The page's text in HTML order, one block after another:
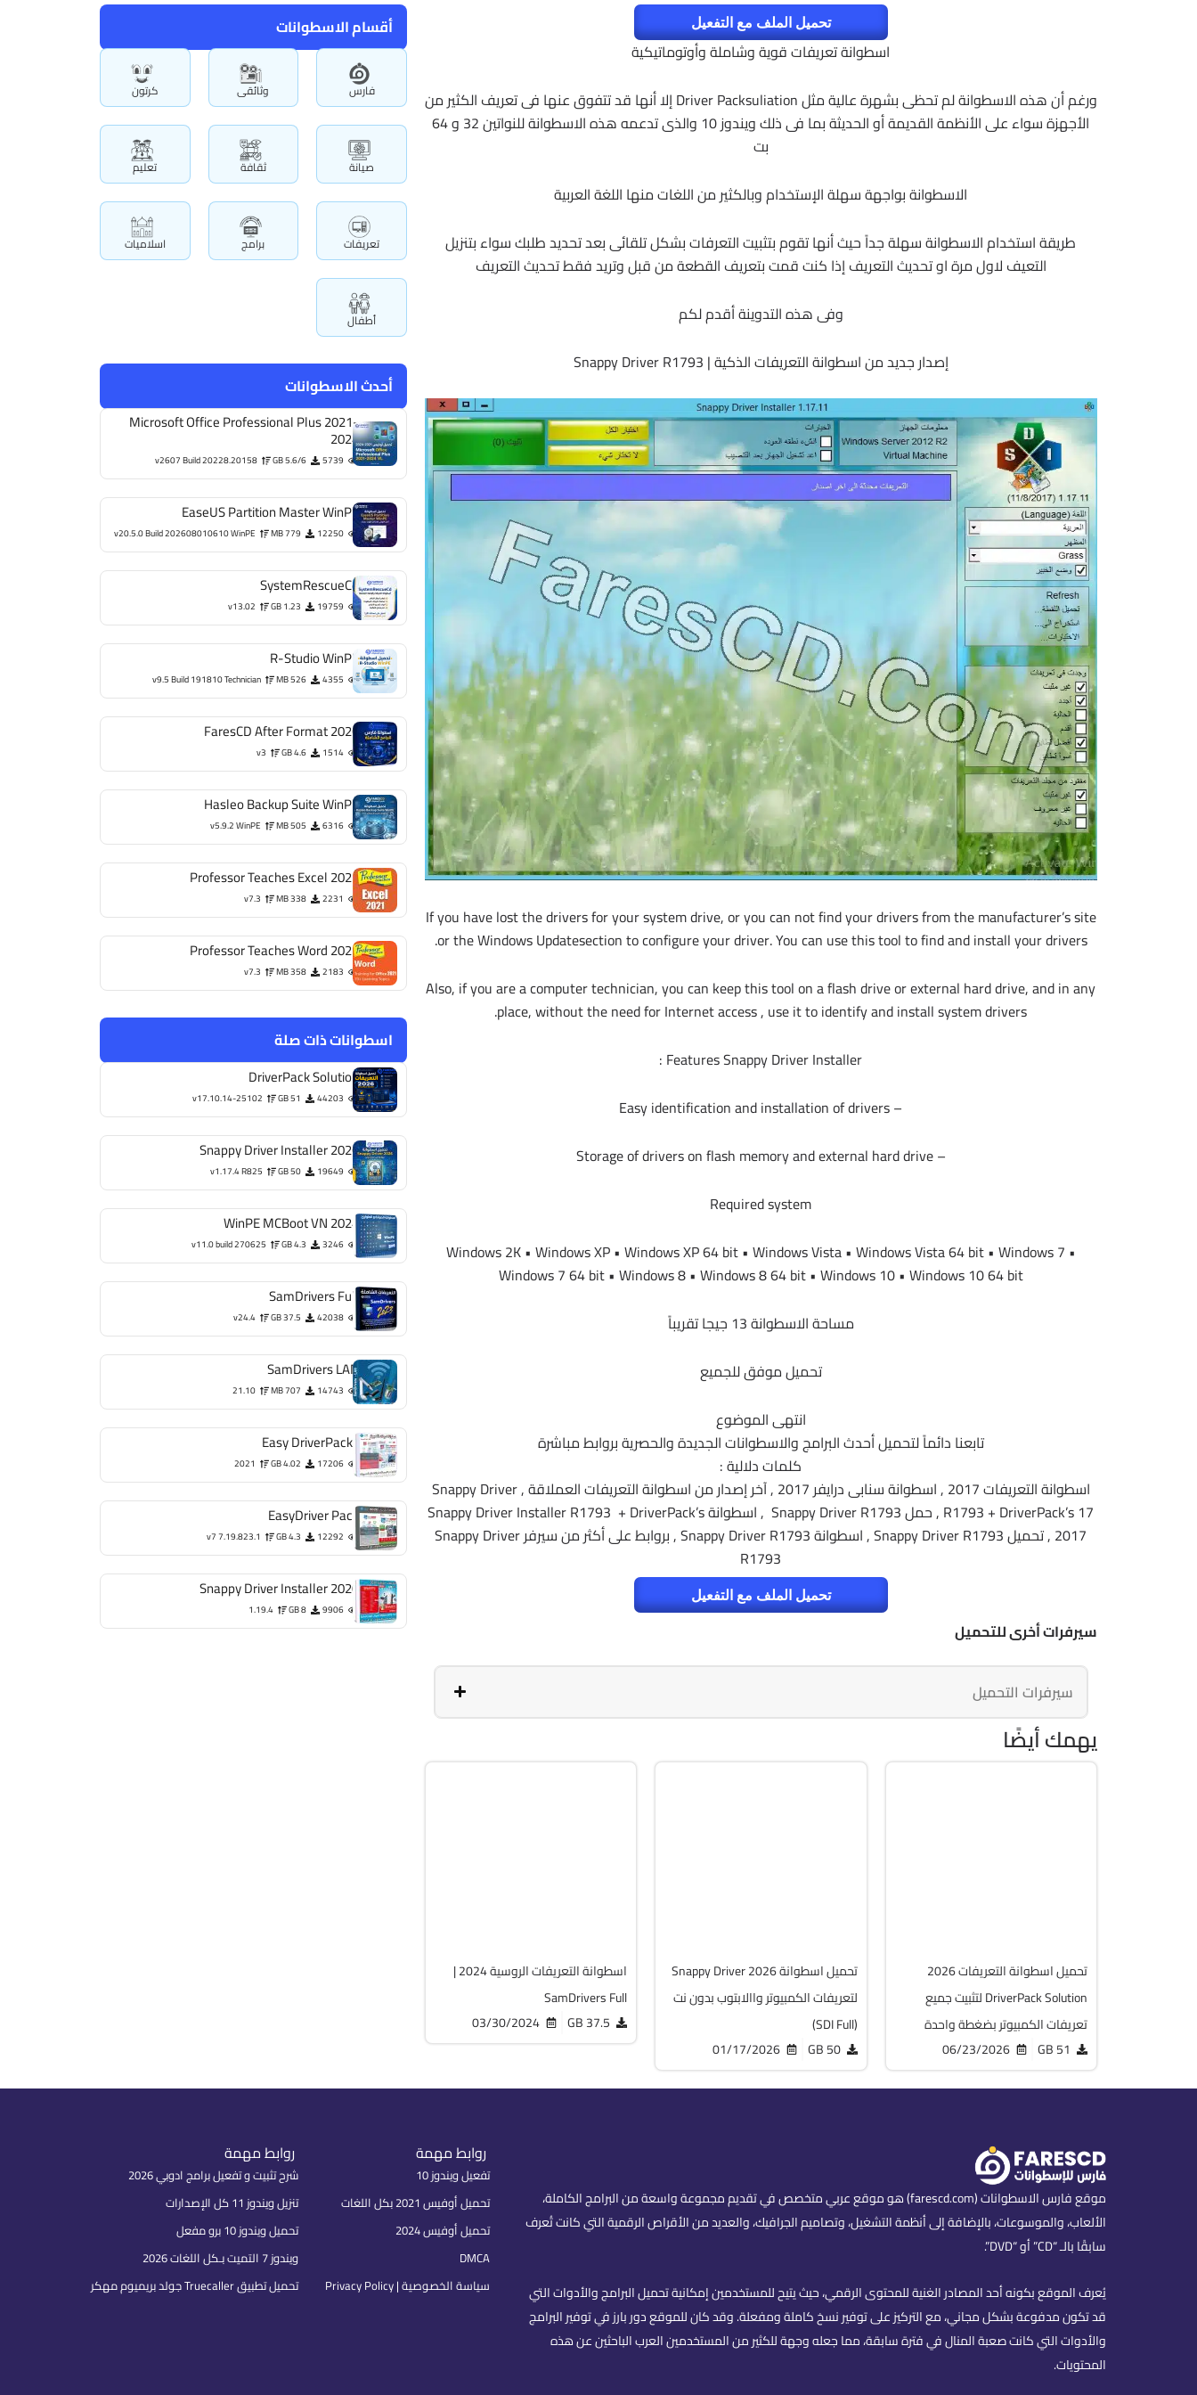
أقسام الاسطوانات
فارس وثائقى كرتون
صيانة ثقافة تعليم
تعريفات برامج اسلاميات
أطفال
أحدث الاسطوانات
Microsoft Office Professional Plus 2021-
2024
5739
5.6/6 GB
v2607 Build 20228.20158
EaseUS Partition Master WinPE
12250
779 MB
v20.5.0 Build 202608010610 WinPE
SystemRescueCd
19759
1.23 GB
v13.02
R-Studio WinPE
4355
526 MB
v9.5 Build 191810 Technician
FaresCD After Format 2026
1514
4.6 GB
v3
Hasleo Backup Suite WinPE
6316
505 MB
v5.9.2 WinPE
Professor Teaches Excel 2021
2231
338 MB
v7.3
Professor Teaches Word 2021
2183
358 MB
v7.3
اسطوانات ذات صلة
DriverPack Solution
44203
51 GB
v17.10.14-25102
Snappy Driver Installer 2026
19649
50 GB
v1.17.4 R825
WinPE MCBoot VN 2024
3246
4.3 GB
v11.0 build 270625
SamDrivers Full
42038
37.5 GB
v24.4
SamDrivers LAN
14743
707 MB
21.10
Easy DriverPacks
17206
4.02 GB
2021
EasyDriver Pack
12292
4.3 GB
v7 7.19.823.1
Snappy Driver Installer 2020
9906
8 GB
1.19.4
تحميل الملف مع التفعيل
اسطوانة تعريفات قوية وشاملة وأوتوماتيكية
ورغم أن هذه الاسطوانة لم تحظى بشهرة عالية مثل Driver Packsuliation إلا أنها قد تتفوق عنها فى تعريف الكثير من
الأجهزة سواء على الأنظمة القديمة أو الحديثة بما فى ذلك ويندوز 10 والذى تدعمه هذه الاسطوانة للنواتين 32 و 64
بت
الاسطوانة بواجهة سهلة الإستخدام وبالكثير من اللغات منها اللغة العربية
طريقة استخدام الاسطوانة سهلة جداً حيث أنها تقوم بتثبيت التعرفات بشكل تلقائى بعد تحديد طلبك سواء بتنزيل
التعيف لاول مرة او تحديث التعريف إذا كنت قمت بتعريف القطعة من قبل وتريد فقط تحديث التعريف
وفى هذه التدوينة أقدم لكم
إصدار جديد من اسطوانة التعريفات الذكية | Snappy Driver R1793
If you have lost the drivers for your system drive, or you can not find your drivers from the manufacturer’s site
or the Windows Updatesection to configure your driver. You can use this tool to find and install your drivers.
Also, if you are a computer technician, you can keep this tool on a flash drive or external hard drive, and in any
place, without the need for Internet access , use it to identify and install system drivers.
Features Snappy Driver Installer :
– Easy identification and installation of drivers
– Storage of drivers on flash memory and external hard drive
Required system
Windows 2K • Windows XP • Windows XP 64 bit • Windows Vista • Windows Vista 64 bit • Windows 7 •
Windows 7 64 bit • Windows 8 • Windows 8 64 bit • Windows 10 • Windows 10 64 bit
مساحة الاسطوانة 13 جيجا تقريباً
تحميل موفق للجميع
انتهى الموضوع
تابعنا دائماً لتحميل أحدث البرامج والاسطوانات الجديدة والحصرية بروابط مباشرة
كلمات دلالية :
اسطوانة التعريفات 2017 , اسطوانة سنابى درايفر 2017 , آخر إصدار من اسطوانة التعريفات العملاقة , Snappy Driver
R1793 + DriverPack’s 17 , حمل Snappy Driver R1793 , اسطوانة Snappy Driver Installer R1793 + DriverPack’s
2017 , تحميل Snappy Driver R1793 , اسطوانة Snappy Driver R1793 , بروابط على أكثر من سيرفر Snappy Driver
R1793
تحميل الملف مع التفعيل
سيرفرات أخرى للتحميل
سيرفرات التحميل
يهمك أيضًا
تحميل اسطوانة التعريفات 2026
DriverPack Solution لتثبيت جميع
تعريفات الكمبيوتر بضغطة واحدة
51 GB
06/23/2026
تحميل اسطوانة Snappy Driver 2026
لتعريفات الكمبيوتر واالابتوب بدون نت
(SDI Full)
50 GB
01/17/2026
اسطوانة التعريفات الروسية 2024 |
SamDrivers Full
37.5 GB
03/30/2024
موقع فارس الاسطوانات (farescd.com) هو موقع عربي متخصص في تقديم مجموعة واسعة من البرامج الكاملة،
الألعاب، والموسوعات، بالإضافة إلى أنظمة التشغيل، وتصاميم الجرافيك، والعديد من الأقراص الرقمية التي كانت تُعرف
سابقًا بالـ “CD” أو “DVD”.
يُعرف الموقع بكونه أحد المصادر الغنية للمحتوى الرقمي، حيث يتيح للمستخدمين إمكانية تحميل البرامج والأدوات التي
قد تكون مدفوعة بشكل مجاني، مع التركيز على توفير نسخ كاملة ومفعلة. وقد كان للموقع دور بارز في توفير البرامج
والأدوات التي كانت صعبة المنال في فترة سابقة، مما جعله وجهة للكثير من المستخدمين العرب الباحثين عن هذه
المحتويات.
روابط مهمة
تفعيل ويندوز 10
تحميل أوفيس 2021 بكل اللغات
تحميل أوفيس 2024
DMCA
سياسة الخصوصية | Privacy Policy
روابط مهمة
شرح تثبيت و تفعيل برامج ادوبي 2026
تنزيل ويندوز 11 كل الإصدارات
تحميل ويندوز 10 برو مفعل
ويندوز 7 التميت بـكل اللغات 2026
تحميل تطبيق Truecaller جولد بريميوم مهكر